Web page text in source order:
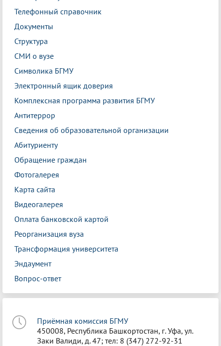
Телефонный справочник
Документы
Структура
СМИ о вузе
Символика БГМУ
Электронный ящик доверия
Комплексная программа развития БГМУ
Антитеррор
Сведения об образовательной организации
Абитуриенту
Обращение граждан
Фотогалерея
Карта сайта
Видеогалерея
Оплата банковской картой
Реорганизация вуза
Трансформация университета
Эндаумент
Вопрос-ответ
Приёмная комиссия БГМУ
450008, Республика Башкортостан, г. Уфа, ул.
Заки Валиди, д. 47; тел: 8 (347) 272-92-31